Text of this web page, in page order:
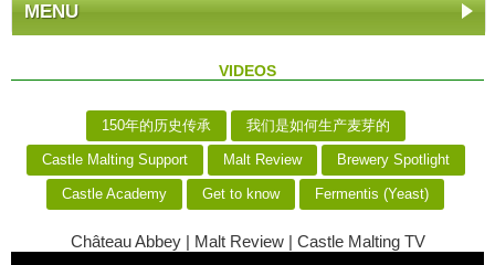
MENU
VIDEOS
150年的历史传承 我们是如何生产麦芽的
Castle Malting Support Malt Review Brewery Spotlight
Castle Academy Get to know Fermentis (Yeast)
Château Abbey | Malt Review | Castle Malting TV